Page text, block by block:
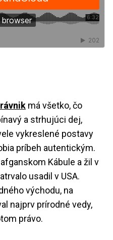
má všetko, čo
a strhujúci dej,
vykreslené postavy
príbeh autentickým.
Kábule a žil v
usadil v USA.
východu, na
najprv prírodné vedy,
právo.